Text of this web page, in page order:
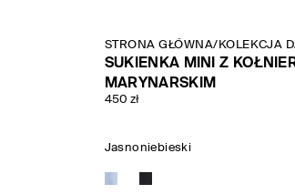
STRONA GŁÓWNA/ KOLEKCJA
SUKIENKA MINI Z
MARYNARSKIM
450 zł
Jasnoniebieski